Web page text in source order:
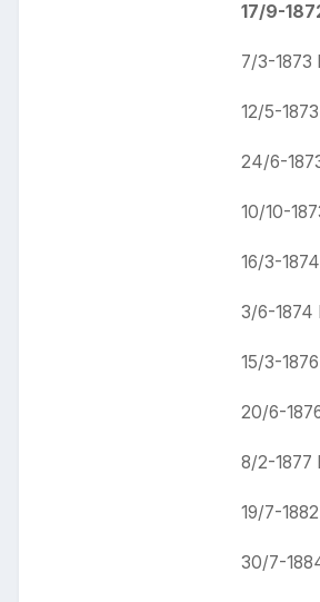
17/9-
7/3-1873
12/5-
24/6-
10/10-
16/3-
3/6-1874
15/3-
20/6-
8/2-1877
19/7-
30/7-